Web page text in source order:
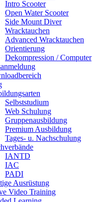
Intro Scooter
Open Water Scooter
Side Mount Diver
Wracktauchen
Advanced Wracktauchen
Orientierung
Dekompression / Computer
Selbststudium
Web Schulung
Gruppenausbildung
Premium Ausbildung
Tages- u. Nachschulung
IANTD
IAC
PADI
Ausrüstung
Video Training